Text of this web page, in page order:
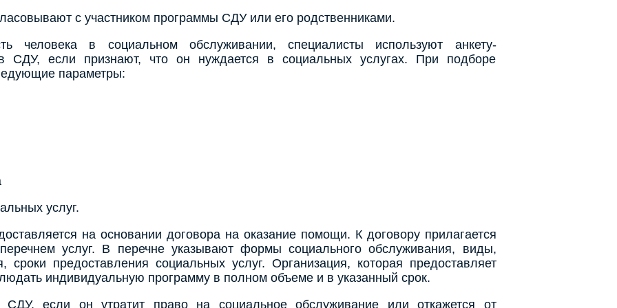
с участником программы СДУ или его родственниками.
человека в социальном обслуживании, специалисты используют анкету-
СДУ, если признают, что он нуждается в социальных услугах. При подборе
параметры:
услуг.
на основании договора на оказание помощи. К договору прилагается
услуг. В перечне указывают формы социального обслуживания, виды,
сроки предоставления социальных услуг. Организация, которая предоставляет
индивидуальную программу в полном объеме и в указанный срок.
СДУ, если он утратит право на социальное обслуживание или откажется от